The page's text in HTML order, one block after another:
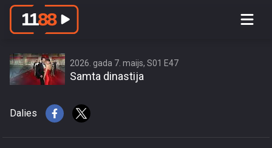
access this content due to your
location or other restrictions set by
country is US and IP address is
216.73.217.32
2026. gada 7. maijs, S01 E47
Samta dinastija
Dalies